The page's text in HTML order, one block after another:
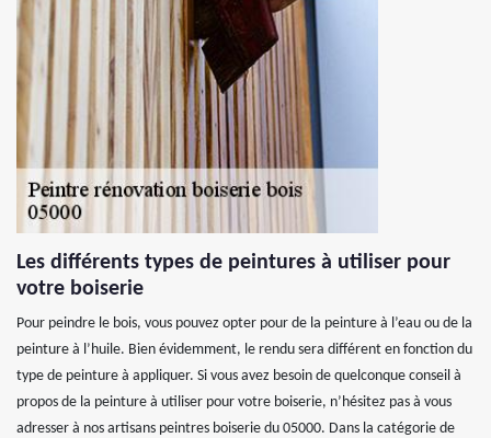
Les différents types de peintures à utiliser pour
votre boiserie
Pour peindre le bois, vous pouvez opter pour de la peinture à l’eau ou de la
peinture à l’huile. Bien évidemment, le rendu sera différent en fonction du
type de peinture à appliquer. Si vous avez besoin de quelconque conseil à
propos de la peinture à utiliser pour votre boiserie, n’hésitez pas à vous
adresser à nos artisans peintres boiserie du 05000. Dans la catégorie de